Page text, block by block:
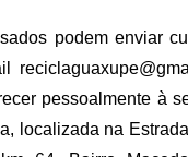
podem enviar
pessoalmente à
localizada na